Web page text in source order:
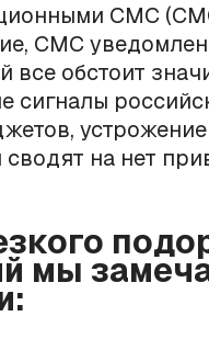
СМС
СМС
обстоит
сигналы
на нет
мы